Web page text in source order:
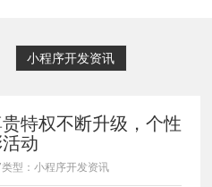
小程序开发资讯
特权不断升级，个性
动
类型：小程序开发资讯